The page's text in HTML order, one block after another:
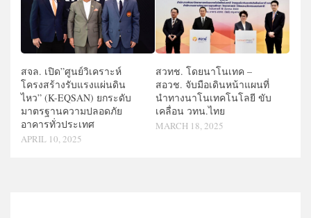
สจล. เปิด”ศูนย์วิเคราะห์
โครงสร้างรับแรงแผ่นดิน
ไหว” (K-EQSAN) ยกระดับ
มาตรฐานความปลอดภัย
อาคารทั่วประเทศ
APRIL 10, 2025
สวทช. โดยนาโนเทค –
สอวช. จับมือเดินหน้าแผนที่
นำทางนาโนเทคโนโลยี ขับ
เคลื่อน วทน.ไทย
MARCH 18, 2025